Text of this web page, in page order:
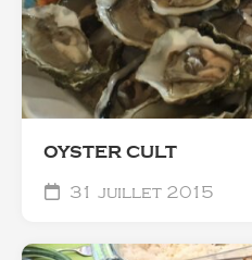
OYSTER CULT
31 juillet 2015